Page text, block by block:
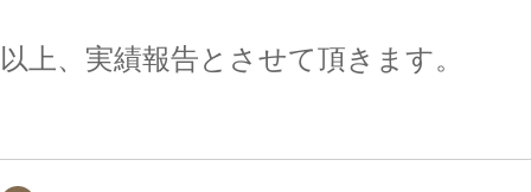
以上、実績報告とさせて頂きます。